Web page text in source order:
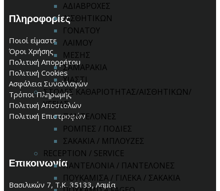
ΑΔΙΑΒΡΟΧΕΣ
ΑΙΣΘΗΤΙΚΩΝ
ΓΟΝΑΤΟΥ
ΛΑΙΜΟΥ
ΜΕΣΗΣ
ΣΑΜΑΡΑΚΙΑ
ΧΙΑΣΤΙ
ΣΤΟΛΕΣ ΚΑΘΑΡΙΟΤΗΤΑΣ/ΑΙΣΘΗΤΙΚΩΝ/
ΥΓΕΙΑΣ
ΠΑΝΤΕΛΟΝΕΣ
ΡΟΜΠΕΣ / ΠΟΔΙΕΣ
ΣΑΚΑΚΙΑ / ΜΠΛΟΥΖΕΣ
RECEPTION / SERVICE
ΠΑΝΤΕΛΟΝΙΑ / ΠΑΝΤΕΛΟΝΕΣ
ΠΟΥΚΑΜΙΣΑ / ΓΙΛΕΚΑ / ΣΑΚΑΚΙΑ
Πληροφορίες
Ποιοί είμαστε
Όροι Χρήσης
Πολιτική Απορρήτου
Πολιτική Cookies
Ασφάλεια Συναλλαγών
Τρόποι Πληρωμής
Πολιτική Αποστολών
Πολιτική Επιστροφών
Επικοινωνία
Βασιλικών 7, Τ.Κ. 35133, Λαμία